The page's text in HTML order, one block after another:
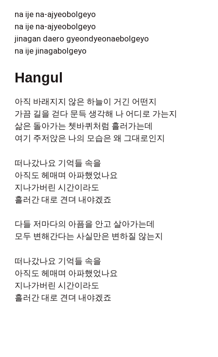
na ije na-ajyeobolgeyo
na ije na-ajyeobolgeyo
jinagan daero gyeondyeonaebolgeyo
na ije jinagabolgeyo
Hangul
아직 바래지지 않은 하늘이 거긴 어떤지
가끔 길을 걷다 문득 생각해 나 어디로 가는지
삶은 돌아가는 쳇바퀴처럼 흘러가는데
여기 주저앉은 나의 모습은 왜 그대로인지
떠나갔나요 기억들 속을
아직도 헤매며 아파했었나요
지나가버린 시간이라도
흘러간 대로 견뎌 내야겠죠
다들 저마다의 아픔을 안고 살아가는데
모두 변해간다는 사실만은 변하질 않는지
떠나갔나요 기억들 속을
아직도 헤매며 아파했었나요
지나가버린 시간이라도
흘러간 대로 견뎌 내야겠죠